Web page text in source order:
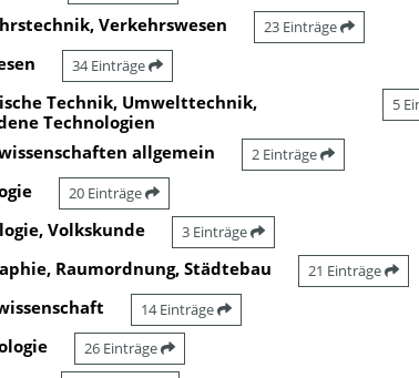
Verkehrswesen 23 Einträge
34 Einträge
Technik, Umwelttechnik,
Technologien
5
allgemein 2 Einträge
20 Einträge
Volkskunde 3 Einträge
Raumordnung, Städtebau 21 Einträge
14 Einträge
26 Einträge